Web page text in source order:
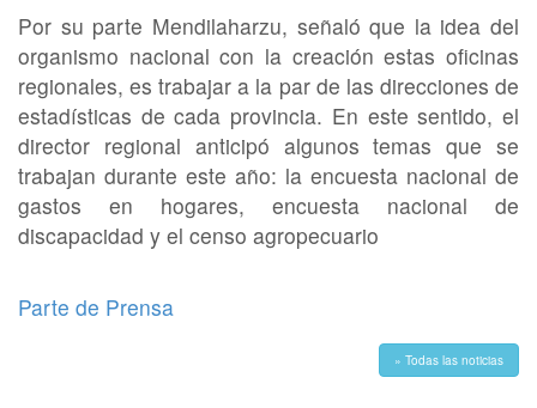
Por su parte Mendilaharzu, señaló que la idea del
organismo nacional con la creación estas oficinas
regionales, es trabajar a la par de las direcciones de
estadísticas de cada provincia. En este sentido, el
director regional anticipó algunos temas que se
trabajan durante este año: la encuesta nacional de
gastos en hogares, encuesta nacional de
discapacidad y el censo agropecuario
Parte de Prensa
» Todas las noticias